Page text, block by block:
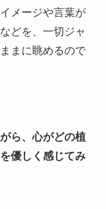
メージや言葉が
どを、一切ジャ
まに眺めるので
ら、心がどの植
優しく感じてみ